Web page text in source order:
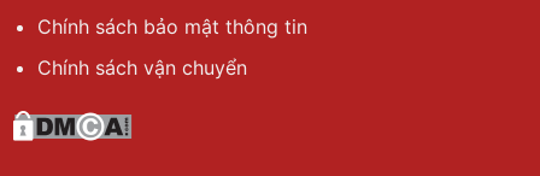
Chính sách bảo mật thông tin
Chính sách vận chuyển